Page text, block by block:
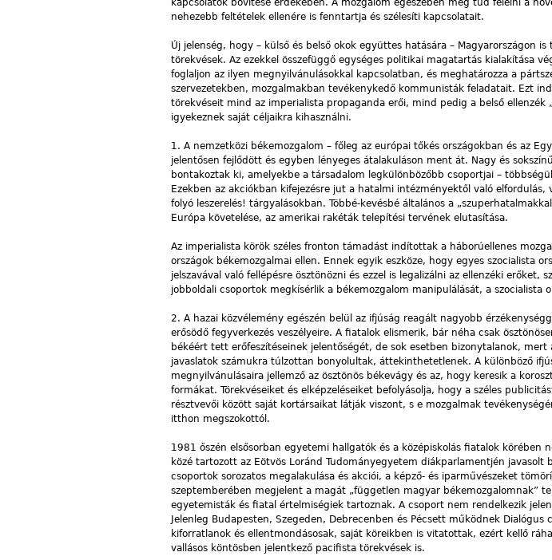
kapcsolatok bővítése érdekében. A mozgalom egészében meg tud felelni a
nehezebb feltételek ellenére is fenntartja és szélesíti kapcsolatait.
Új jelenség, hogy – külső és belső okok együttes hatására – Magyarországon
törekvések. Az ezekkel összefüggő egységes politikai magatartás kialakítása
foglaljon az ilyen megnyilvánulásokkal kapcsolatban, és meghatározza a
szervezetekben, mozgalmakban tevékenykedő kommunisták feladatait. Ezt
törekvéseit mind az imperialista propaganda erői, mind pedig a belső ellenzék
igyekeznek saját céljaikra kihasználni.
1. A nemzetközi békemozgalom – főleg az európai tőkés országokban és az
jelentősen fejlődött és egyben lényeges átalakuláson ment át. Nagy és
bontakoztak ki, amelyekbe a társadalom legkülönbözőbb csoportjai –
Ezekben az akciókban kifejezésre jut a hatalmi intézményektől való
folyó leszerelés! tárgyalásokban. Többé-kevésbé általános a
Európa követelése, az amerikai rakéták telepítési tervének elutasítása.
Az imperialista körök széles fronton támadást indítottak a háborúellenes
országok békemozgalmai ellen. Ennek egyik eszköze, hogy egyes szocialista
jelszavával való fellépésre ösztönözni és ezzel is legalizálni az ellenzéki erőket,
jobboldali csoportok megkísérlik a békemozgalom manipulálását, a szocialista
2. A hazai közvélemény egészén belül az ifjúság reagált nagyobb
erősödő fegyverkezés veszélyeire. A fiatalok elismerik, bár néha csak
békéért tett erőfeszítéseinek jelentőségét, de sok esetben bizonytalanok,
javaslatok számukra túlzottan bonyolultak, áttekinthetetlenek. A különböző
megnyilvánulásaira jellemző az ösztönös békevágy és az, hogy keresik a
formákat. Törekvéseiket és elképzeléseiket befolyásolja, hogy a széles
résztvevői között saját kortársaikat látják viszont, s e mozgalmak
itthon megszokottól.
1981 őszén elsősorban egyetemi hallgatók és a középiskolás fiatalok körében
közé tartozott az Eötvös Loránd Tudományegyetem diákparlamentjén javasolt
csoportok sorozatos megalakulása és akciói, a képző- és iparművészeket
szeptemberében megjelent a magát „független magyar békemozgalomnak”
egyetemisták és fiatal értelmiségiek tartoznak. A csoport nem rendelkezik
Jelenleg Budapesten, Szegeden, Debrecenben és Pécsett működnek Dialógus
kiforratlanok és ellentmondásosak, saját köreikben is vitatottak, ezért kellő
vallásos köntösben jelentkező pacifista törekvések is.